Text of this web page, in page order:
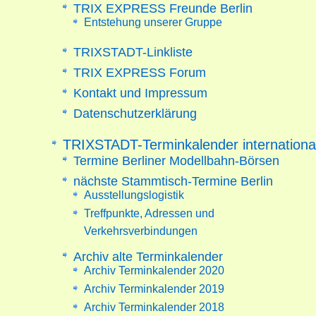
TRIX EXPRESS Freunde Berlin
Entstehung unserer Gruppe
TRIXSTADT-Linkliste
TRIX EXPRESS Forum
Kontakt und Impressum
Datenschutzerklärung
TRIXSTADT-Terminkalender
Termine Berliner Modellbahn-Börsen
nächste Stammtisch-Termine Berlin
Ausstellungslogistik
Treffpunkte, Adressen und
Verkehrsverbindungen
Archiv alte Terminkalender
Archiv Terminkalender 2020
Archiv Terminkalender 2019
Archiv Terminkalender 2018